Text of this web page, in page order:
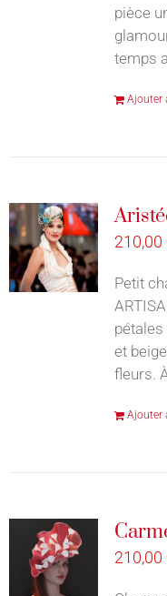
pièce
temps
Ajouter
210,00
Petit
pétales
et
fleurs.
Ajouter
210,00